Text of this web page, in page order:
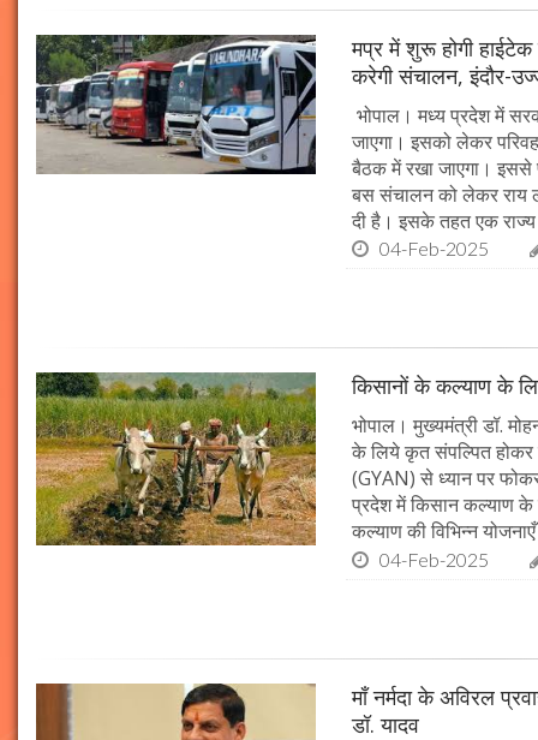
मप्र में शुरू होगी
करेगी संचालन, इंदौर-
भोपाल। मध्य प्रदेश में
जाएगा। इसको लेकर
बैठक में रखा जाएगा। इससे
बस संचालन को लेकर राय
दी है। इसके तहत एक
04-Feb-2025
किसानों के कल्याण के
भोपाल। मुख्यमंत्री डॉ.
के लिये कृत संपल्पित होकर
(GYAN) से ध्यान पर
प्रदेश में किसान कल्याण के
कल्याण की विभिन्न
04-Feb-2025
माँ नर्मदा के अविरल
डॉ. यादव